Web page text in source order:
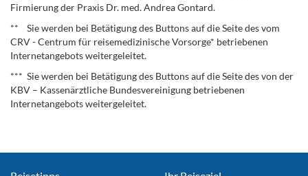
Firmierung der Praxis Dr. med. Andrea Gontard.
** Sie werden bei Betätigung des Buttons auf die Seite des vom
CRV - Centrum für reisemedizinische Vorsorge* betriebenen
Internetangebots weitergeleitet.
*** Sie werden bei Betätigung des Buttons auf die Seite des von der
KBV – Kassenärztliche Bundesvereinigung betriebenen
Internetangebots weitergeleitet.